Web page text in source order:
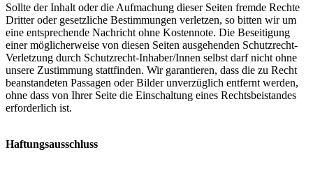
Sollte der Inhalt oder die Aufmachung dieser Seiten fremde Rechte
Dritter oder gesetzliche Bestimmungen verletzen, so bitten wir um
eine entsprechende Nachricht ohne Kostennote. Die Beseitigung
einer möglicherweise von diesen Seiten ausgehenden Schutzrecht-
Verletzung durch Schutzrecht-Inhaber/Innen selbst darf nicht ohne
unsere Zustimmung stattfinden. Wir garantieren, dass die zu Recht
beanstandeten Passagen oder Bilder unverzüglich entfernt werden,
ohne dass von Ihrer Seite die Einschaltung eines Rechtsbeistandes
erforderlich ist.
Haftungsausschluss